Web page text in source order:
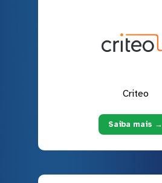
Criteo
Saiba mais →